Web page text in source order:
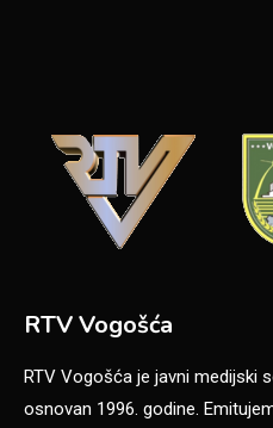
RTV Vogošća
RTV Vogošća je javni medijski
osnovan 1996. godine.